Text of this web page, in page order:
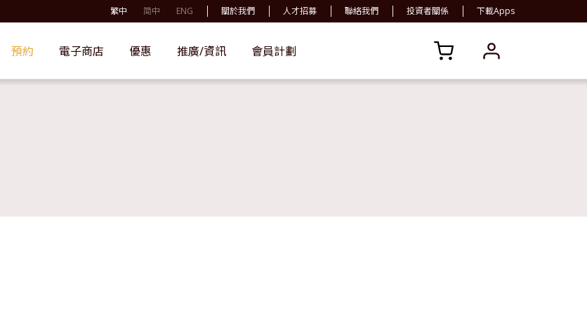
繁中 简中 ENG 關於我們 人才招募 聯絡我們 投資者關係 下載Apps
預約 電子商店 優惠 推廣/資訊 會員計劃